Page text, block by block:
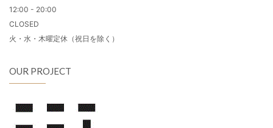
12:00 - 20:00
CLOSED
火・水・木曜定休（祝日を除く）
OUR PROJECT